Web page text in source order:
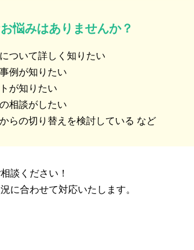
悩みはありませんか？
ついて詳しく知りたい
例が知りたい
が知りたい
相談がしたい
らの切り替えを検討している など
談ください！
に合わせて対応いたします。